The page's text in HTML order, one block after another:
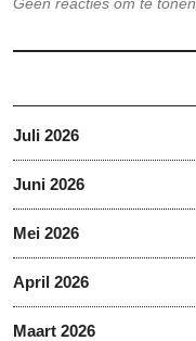
Juli 2026
Juni 2026
Mei 2026
April 2026
Maart 2026